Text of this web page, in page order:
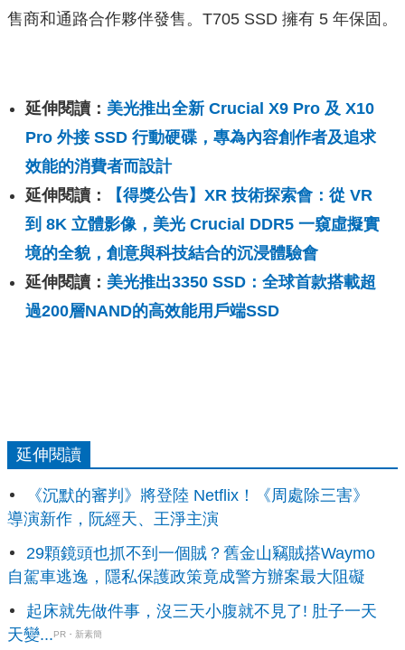
售商和通路合作夥伴發售。T705 SSD 擁有 5 年保固。
延伸閱讀： 美光推出全新 Crucial X9 Pro 及 X10
Pro 外接 SSD 行動硬碟，專為內容創作者及追求
效能的消費者而設計
延伸閱讀：
【得獎公告】XR 技術探索會：從 VR
到 8K 立體影像，美光 Crucial DDR5 一窺虛擬實
境的全貌，創意與科技結合的沉浸體驗會
延伸閱讀： 美光推出3350 SSD：全球首款搭載超
過200層NAND的高效能用戶端SSD
延伸閱讀
《沉默的審判》將登陸 Netflix！《周處除三害》
導演新作，阮經天、王淨主演
29顆鏡頭也抓不到一個賊？舊金山竊賊搭Waymo
自駕車逃逸，隱私保護政策竟成警方辦案最大阻礙
起床就先做件事，沒三天小腹就不見了! 肚子一天
天變...PR・新素簡